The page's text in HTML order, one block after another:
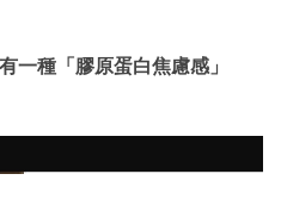
一種「膠原蛋白焦慮感」